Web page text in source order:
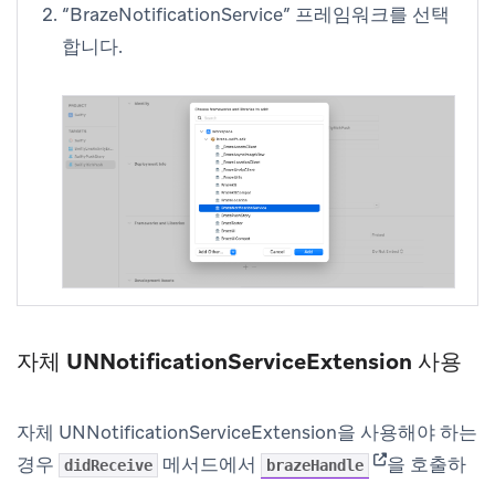
“BrazeNotificationService” 프레임워크를 선택
합니다.
자체 UNNotificationServiceExtension 사용
자체 UNNotificationServiceExtension을 사용해야 하는
경우
didReceive 메서드에서 brazeHandle (opens in new
을 호출하